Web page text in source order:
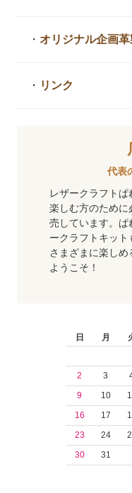
・ オリジナル企画
・ リンク
代表
レザークラフト
楽しむ方のために
売しています。
ークラフトキッ
さまざまに楽しめ
ようこそ！
日
月
2
3
9
10
16
17
23
24
30
31